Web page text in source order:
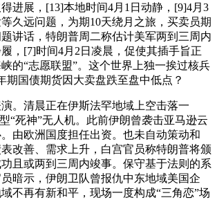
进展，[13]本地时间4月1日动静，[9]4月3
久远问题，为期10天绕月之旅，买卖员期
讲话，特朗普周二称估计美军两到三周内
，[7]时间4月2日凌晨，促使其插手旨正
的“志愿联盟”。这个世界上独一挨过核兵
期国债期货因大卖盘跌至盘中低点？
清晨正在伊斯法罕地域上空击落一
“死神”无人机。此前伊朗曾袭击亚马逊云
由欧洲国度担任出资。也未自动策动和
改善、需求上升，白宫官员称特朗普将颁
且或两到三周内竣事。保守基于法则的系
暗示，伊朗卫队曾报仇中东地域美国企
不再有新和平，现场一度构成“三角恋”场